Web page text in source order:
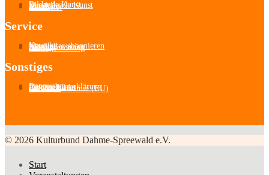
Bildende Kunst
Darstellende Kunst
Musik
Literatur
Aussteller
Service
Kontakt
Newsletter abonnieren
Mitglied werden
Satzung
Beitragsordnung
Sonstiges
Impressum
Datenschutzerklärung
Partner-Links
Feedback
Cookie-Richtlinie (EU)
© 2026 Kulturbund Dahme-Spreewald e.V.
Start